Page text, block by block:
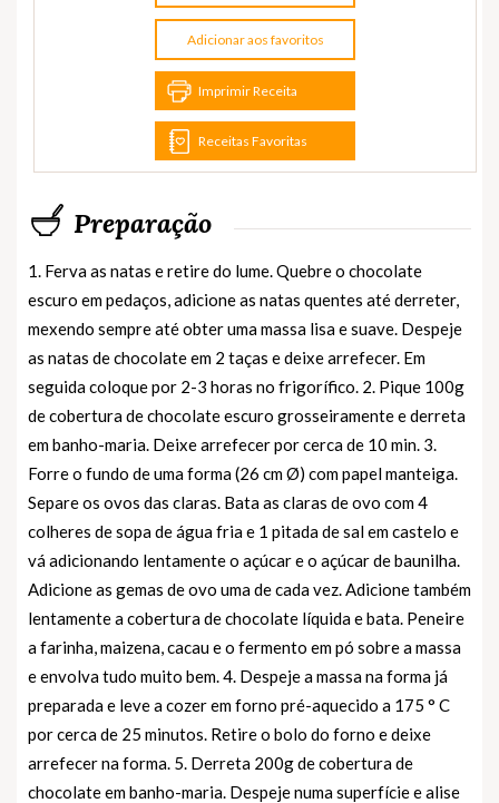
Adicionar aos favoritos
Imprimir Receita
Receitas Favoritas
Preparação
1. Ferva as natas e retire do lume. Quebre o chocolate
escuro em pedaços, adicione as natas quentes até derreter,
mexendo sempre até obter uma massa lisa e suave. Despeje
as natas de chocolate em 2 taças e deixe arrefecer. Em
seguida coloque por 2-3 horas no frigorífico. 2. Pique 100g
de cobertura de chocolate escuro grosseiramente e derreta
em banho-maria. Deixe arrefecer por cerca de 10 min. 3.
Forre o fundo de uma forma (26 cm Ø) com papel manteiga.
Separe os ovos das claras. Bata as claras de ovo com 4
colheres de sopa de água fria e 1 pitada de sal em castelo e
vá adicionando lentamente o açúcar e o açúcar de baunilha.
Adicione as gemas de ovo uma de cada vez. Adicione também
lentamente a cobertura de chocolate líquida e bata. Peneire
a farinha, maizena, cacau e o fermento em pó sobre a massa
e envolva tudo muito bem. 4. Despeje a massa na forma já
preparada e leve a cozer em forno pré-aquecido a 175 ° C
por cerca de 25 minutos. Retire o bolo do forno e deixe
arrefecer na forma. 5. Derreta 200g de cobertura de
chocolate em banho-maria. Despeje numa superfície e alise